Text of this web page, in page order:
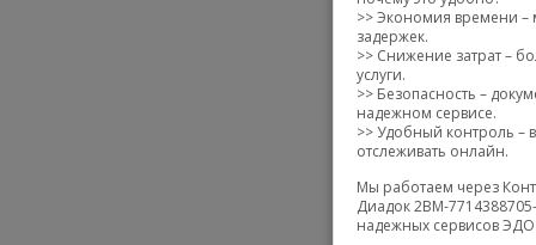
>> Экономия времени –
задержек.
>> Снижение затрат –
услуги.
>> Безопасность –
надежном сервисе.
>> Удобный контроль –
отслеживать онлайн.
Мы работаем через
Диадок 2BM-
надежных сервисов